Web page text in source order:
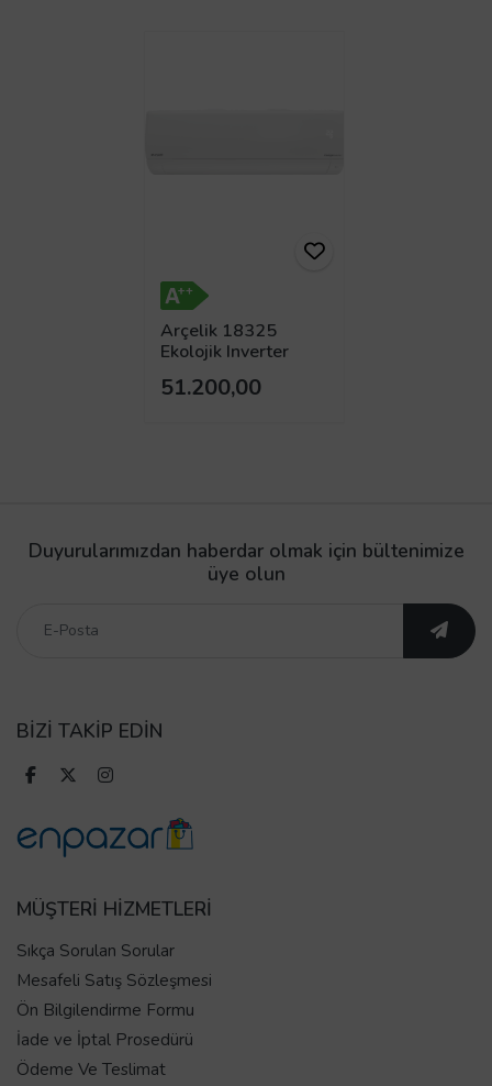
Arçelik 18325
Ekolojik Inverter
51.200,00
Duyurularımızdan haberdar olmak için bültenimize
üye olun
BİZİ TAKİP EDİN
MÜŞTERİ HİZMETLERİ
Sıkça Sorulan Sorular
Mesafeli Satış Sözleşmesi
Ön Bilgilendirme Formu
İade ve İptal Prosedürü
Ödeme Ve Teslimat